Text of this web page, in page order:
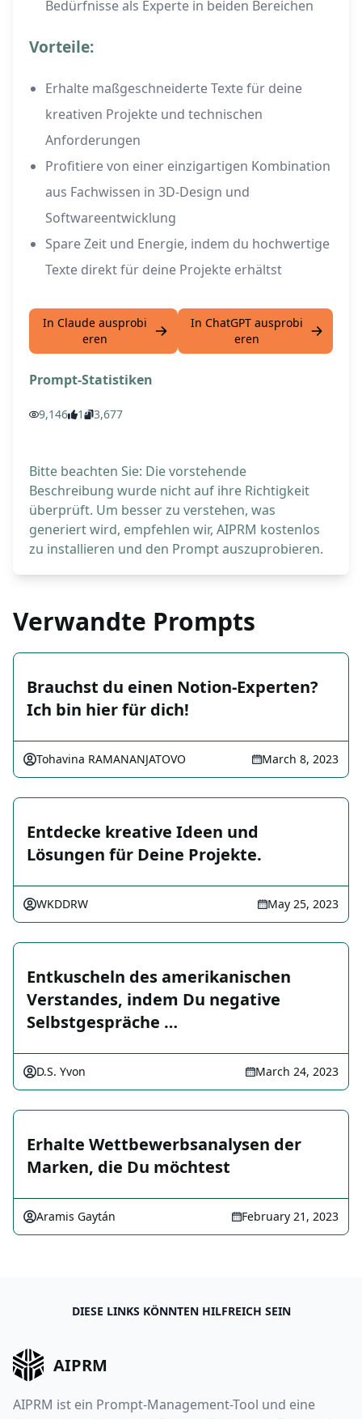
Bedürfnisse als Experte in beiden Bereichen
Vorteile:
Erhalte maßgeschneiderte Texte für deine
kreativen Projekte und technischen
Anforderungen
Profitiere von einer einzigartigen Kombination
aus Fachwissen in 3D-Design und
Softwareentwicklung
Spare Zeit und Energie, indem du hochwertige
Texte direkt für deine Projekte erhältst
In Claude ausprobi
eren
In ChatGPT ausprobi
eren
Prompt-Statistiken
9,146 1 3,677
Bitte beachten Sie: Die vorstehende
Beschreibung wurde nicht auf ihre Richtigkeit
überprüft. Um besser zu verstehen, was
generiert wird, empfehlen wir, AIPRM kostenlos
zu installieren und den Prompt auszuprobieren.
Verwandte Prompts
Brauchst du einen Notion-Experten?
Ich bin hier für dich!
Tohavina RAMANANJATOVO March 8, 2023
Entdecke kreative Ideen und
Lösungen für Deine Projekte.
WKDDRW May 25, 2023
Entkuscheln des amerikanischen
Verstandes, indem Du negative
Selbstgespräche …
D.S. Yvon March 24, 2023
Erhalte Wettbewerbsanalysen der
Marken, die Du möchtest
Aramis Gaytán February 21, 2023
DIESE LINKS KÖNNTEN HILFREICH SEIN
AIPRM
AIPRM ist ein Prompt-Management-Tool und eine